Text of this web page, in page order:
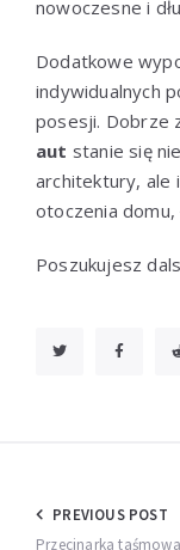
nowoczesne i
Dodatkowe
indywidualnych
posesji. Dobrze
aut stanie się
architektury, ale
otoczenia domu,
Poszukujesz
Nawigacja
PREVIOUS POST
Przecinarka